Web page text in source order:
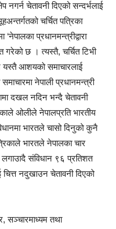
नगर्न चेतावनी दिएको सन्दर्भलाई
चर्चित पत्रिका
प्रधानमन्त्रीद्वारा
गरेको छ । त्यस्तै, चर्चित टिभी
आशयको समाचारलाई
नेपाली प्रधानमन्त्री
दखल नदिन भन्दै चेतावनी
ओलीले नेपालप्रति भारतीय
भारतले चासो दिनुको कुनै
भारतले नेपालका चार
संविधान ९६ प्रतिशत
चित्त नदुखाउन चेतावनी दिएको
सञ्चारमाध्यम तथा